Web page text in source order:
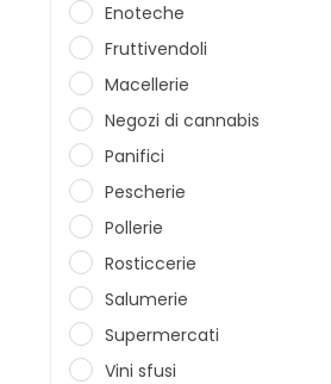
Enoteche
Fruttivendoli
Macellerie
Negozi di cannabis
Panifici
Pescherie
Pollerie
Rosticcerie
Salumerie
Supermercati
Vini sfusi